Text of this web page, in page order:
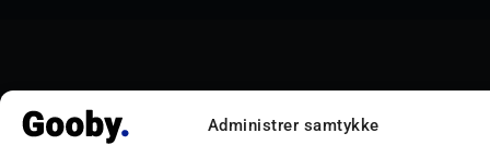
Administrer samtykke